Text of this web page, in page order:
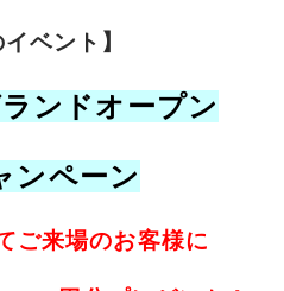
イベント】
ンドオープン
ンペーン
ご来場のお客様に